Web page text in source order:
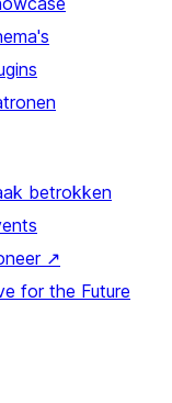
betrokken
↗
for the Future